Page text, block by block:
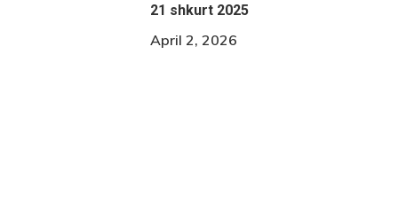
21 shkurt 2025
April 2, 2026